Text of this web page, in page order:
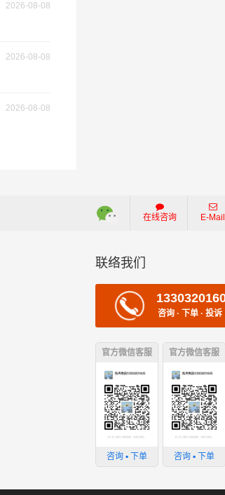
2026-08-08
2026-08-08
2026-08-08
在线咨询 E-Mail
联络我们
咨询 · 下单 · 投诉
官方微信客服
咨询 ▪ 下单
官方微信客服
咨询 ▪ 下单